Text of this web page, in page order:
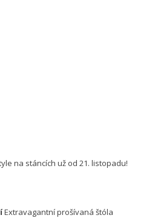
na stáncích už od 21. listopadu!
Extravagantní prošívaná štóla